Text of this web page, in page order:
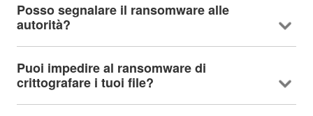
Posso segnalare il ransomware alle
autorità?
Puoi impedire al ransomware di
crittografare i tuoi file?